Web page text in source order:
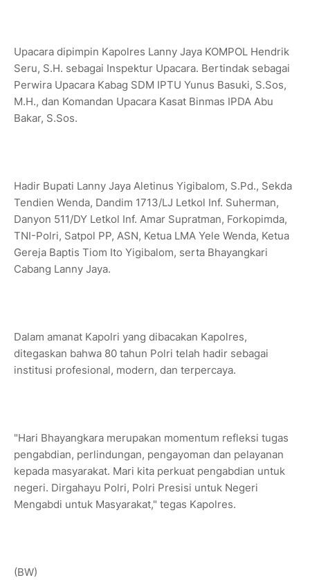
Upacara dipimpin Kapolres Lanny Jaya KOMPOL Hendrik
Seru, S.H. sebagai Inspektur Upacara. Bertindak sebagai
Perwira Upacara Kabag SDM IPTU Yunus Basuki, S.Sos,
M.H., dan Komandan Upacara Kasat Binmas IPDA Abu
Bakar, S.Sos.
Hadir Bupati Lanny Jaya Aletinus Yigibalom, S.Pd., Sekda
Tendien Wenda, Dandim 1713/LJ Letkol Inf. Suherman,
Danyon 511/DY Letkol Inf. Amar Supratman, Forkopimda,
TNI-Polri, Satpol PP, ASN, Ketua LMA Yele Wenda, Ketua
Gereja Baptis Tiom Ito Yigibalom, serta Bhayangkari
Cabang Lanny Jaya.
Dalam amanat Kapolri yang dibacakan Kapolres,
ditegaskan bahwa 80 tahun Polri telah hadir sebagai
institusi profesional, modern, dan terpercaya.
"Hari Bhayangkara merupakan momentum refleksi tugas
pengabdian, perlindungan, pengayoman dan pelayanan
kepada masyarakat. Mari kita perkuat pengabdian untuk
negeri. Dirgahayu Polri, Polri Presisi untuk Negeri
Mengabdi untuk Masyarakat," tegas Kapolres.
(BW)